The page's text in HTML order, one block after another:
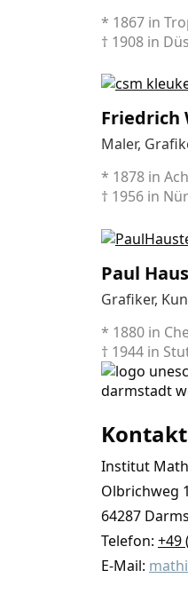
* 1867 in
† 1908 in
Friedrich
Maler,
* 1878 in
† 1956 in
Paul
Grafiker,
* 1880 in
† 1944 in
Institut
Olbrichweg
64287
Telefon: +49
E-Mail: